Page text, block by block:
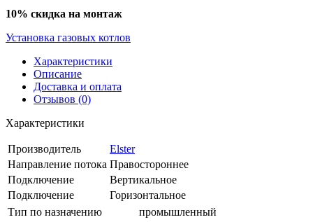
10% скидка на монтаж
Установка газовых котлов
Характеристики
Описание
Доставка и оплата
Отзывов (0)
Характеристики
Производитель
Elster
Направление потока Правостороннее
Подключение
Вертикальное
Подключение
Горизонтальное
Тип по назначению
промышленный